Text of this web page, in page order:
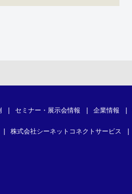
セミナー・展示会情報 企業情報
株式会社シーネットコネクトサービス